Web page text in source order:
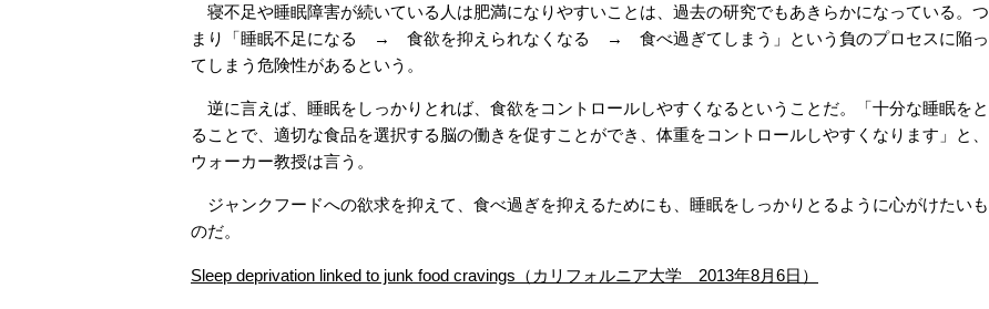
寝不足や睡眠障害が続いている人は肥満になりやすいことは、過去の研究でもあきらかになっている。つ
まり「睡眠不足になる → 食欲を抑えられなくなる → 食べ過ぎてしまう」という負のプロセスに陥っ
てしまう危険性があるという。
逆に言えば、睡眠をしっかりとれば、食欲をコントロールしやすくなるということだ。「十分な睡眠をと
ることで、適切な食品を選択する脳の働きを促すことができ、体重をコントロールしやすくなります」と、
ウォーカー教授は言う。
ジャンクフードへの欲求を抑えて、食べ過ぎを抑えるためにも、睡眠をしっかりとるように心がけたいも
のだ。
Sleep deprivation linked to junk food cravings（カリフォルニア大学 2013年8月6日）